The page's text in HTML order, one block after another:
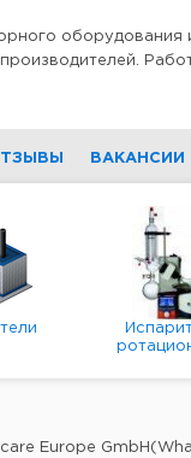
оборудования
ВАКАНСИИ
Europe